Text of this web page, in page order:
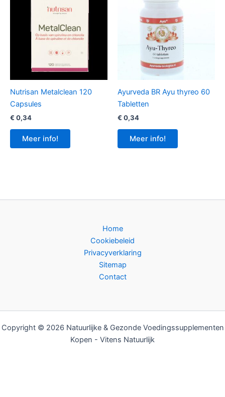
Nutrisan Metalclean 120
Capsules
€ 0,34
Meer info!
Ayurveda BR Ayu thyreo 60
Tabletten
€ 0,34
Meer info!
Home
Cookiebeleid
Privacyverklaring
Sitemap
Contact
Copyright © 2026 Natuurlijke & Gezonde Voedingssupplementen
Kopen - Vitens Natuurlijk